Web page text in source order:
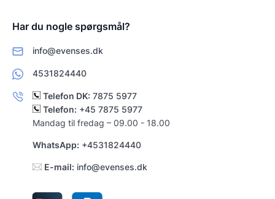
Har du nogle spørgsmål?
info@evenses.dk
4531824440
Telefon DK: 7875 5977
Telefon: +45 7875 5977
Mandag til fredag – 09.00 - 18.00
WhatsApp: +4531824440
E-mail: info@evenses.dk